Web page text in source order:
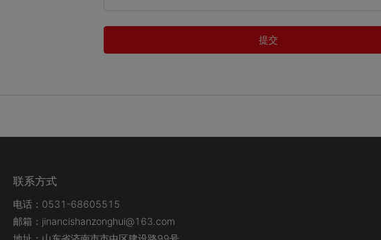
提交
联系方式
电话：0531-68605515
邮箱：jinancishanzonghui@163.com